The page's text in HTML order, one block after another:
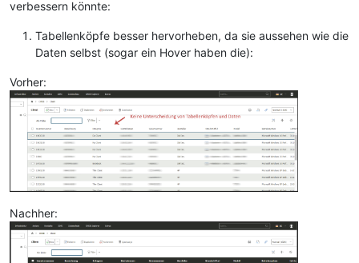
verbessern könnte:
Tabellenköpfe besser hervorheben, da sie aussehen wie die
Daten selbst (sogar ein Hover haben die):
Vorher:
Nachher: